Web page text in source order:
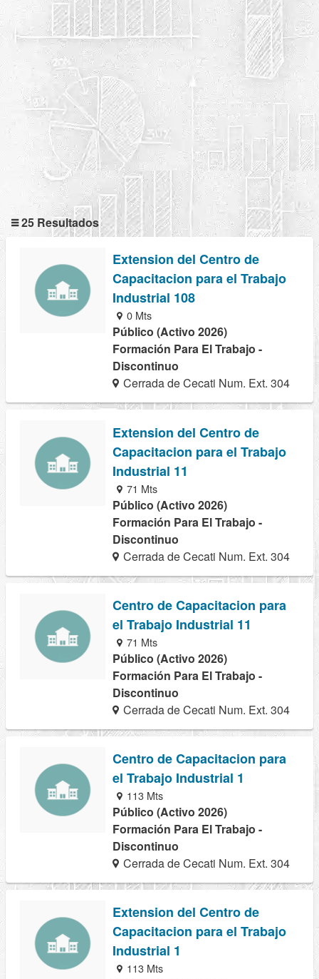
25 Resultados
Extension del Centro de
Capacitacion para el Trabajo
Industrial 108
0 Mts
Público (Activo 2026)
Formación Para El Trabajo -
Discontinuo
Cerrada de Cecati Num. Ext. 304
Extension del Centro de
Capacitacion para el Trabajo
Industrial 11
71 Mts
Público (Activo 2026)
Formación Para El Trabajo -
Discontinuo
Cerrada de Cecati Num. Ext. 304
Centro de Capacitacion para
el Trabajo Industrial 11
71 Mts
Público (Activo 2026)
Formación Para El Trabajo -
Discontinuo
Cerrada de Cecati Num. Ext. 304
Centro de Capacitacion para
el Trabajo Industrial 1
113 Mts
Público (Activo 2026)
Formación Para El Trabajo -
Discontinuo
Cerrada de Cecati Num. Ext. 304
Extension del Centro de
Capacitacion para el Trabajo
Industrial 1
113 Mts